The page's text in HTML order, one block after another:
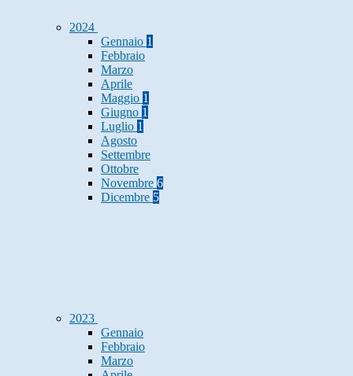
2024
Gennaio 1
Febbraio
Marzo
Aprile
Maggio 1
Giugno 1
Luglio 1
Agosto
Settembre
Ottobre
Novembre 6
Dicembre 5
2023
Gennaio
Febbraio
Marzo